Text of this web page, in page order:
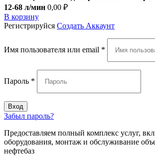
12-68 л/мин 0,00 ₽
В корзину
Регистрируйся Создать Аккаунт
Имя пользователя или email *
Пароль *
Вход
Забыл пароль?
Предоставляем полный комплекс услуг,
оборудования, монтаж и обслуживание
нефтебаз